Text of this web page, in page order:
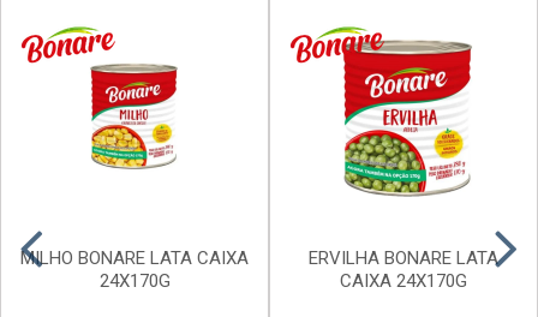
MILHO BONARE LATA CAIXA
24X170G
ERVILHA BONARE LATA
CAIXA 24X170G